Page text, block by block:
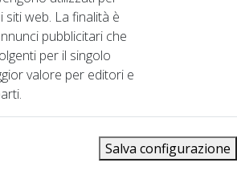
web. La finalità è
pubblicitari che
per il singolo
valore per editori e
Salva configurazione